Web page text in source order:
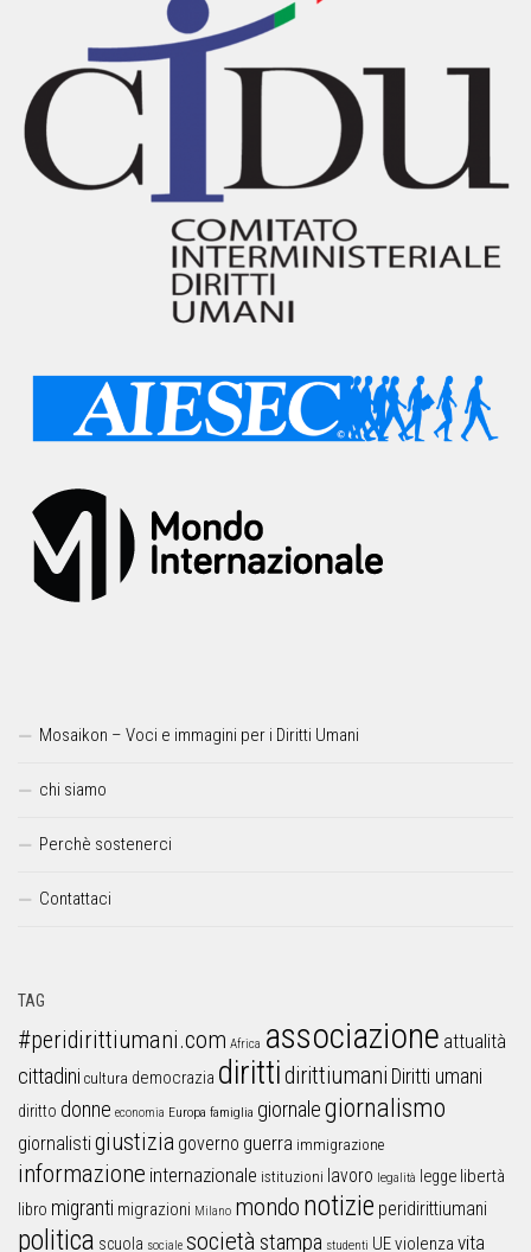
Mosaikon – Voci e immagini per i Diritti Umani
chi siamo
Perchè sostenerci
Contattaci
TAG
#peridirittiumani.com Africa associazione attualità
cittadini cultura democrazia dirittidirittiumani Diritti umani
diritto donne economia Europa famiglia giornalegiornalismo
giornalistigiustizia governo guerra immigrazione
informazione internazionale istituzioni lavoro legalità legge libertà
libro migranti migrazioni Milano mondo notizie peridirittiumani
politica scuola sociale società stampa studenti UEviolenza vita